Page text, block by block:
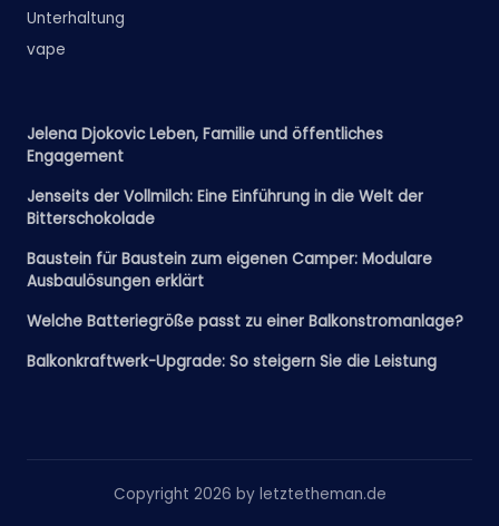
Unterhaltung
vape
Jelena Djokovic Leben, Familie und öffentliches
Engagement
Jenseits der Vollmilch: Eine Einführung in die Welt der
Bitterschokolade
Baustein für Baustein zum eigenen Camper: Modulare
Ausbaulösungen erklärt
Welche Batteriegröße passt zu einer Balkonstromanlage?
Balkonkraftwerk-Upgrade: So steigern Sie die Leistung
Copyright 2026 by letztetheman.de